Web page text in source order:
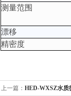
测量范围
漂移
精密度
上一篇： HED-WXSZ水质